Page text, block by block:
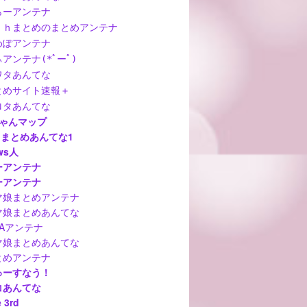
ーアンテナ
ｈまとめのまとめアンテナ
ぽアンテナ
アンテナ(*ﾟーﾟ)
タあんてな
めサイト速報＋
タあんてな
んマップ
とめあんてな1
人
アンテナ
アンテナ
娘まとめアンテナ
娘まとめあんてな
アンテナ
娘まとめあんてな
めアンテナ
すなう！
あんてな
3rd